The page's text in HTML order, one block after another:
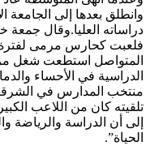
وانطلق بعدها إلى الجامعة
دراساته العليا.وقال جمعة
فلعبت كحارس مرمى لفترة
المتواصل استطعت شغل
الدراسية في الأحساء
منتخب المدارس في
تلقيته كان من اللاعب
إلى أن الدراسة والرياضة
الحياة”.